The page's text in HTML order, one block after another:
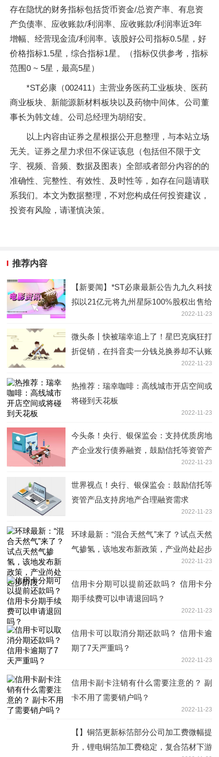
存在隐忧的财务指标包括货币资金/总资产率、有息资
产负债率、应收账款/利润率、应收账款/利润率近3年
增幅、经营现金流/利润率。该股好公司指标0.5星，好
价格指标1.5星，综合指标1星。（指标仅供参考，指标
范围0 ~ 5星，最高5星）
*ST必康（002411）主营业务医药工业板块、医药
商业板块、新能源新材料板块以及药物中间体。公司董
事长为韩文雄。公司总经理为胡绍安。
以上内容由证券之星根据公开息整理，与本站立场
无关。证券之星力求但不保证该息（包括但不限于文
字、视频、音频、数据及图表）全部或者部分内容的的
准确性、完整性、有效性、及时性等，如存在问题请联
系我们。本文为数据整理，不对您构成任何投资建议，
投资有风险，请谨慎决策。
推荐内容
【新要闻】*ST必康最新公告九九久科技
拟以21亿元将九州星际100%股权出售给
2022-11-23
微头条丨快被瑞幸追上了！星巴克疯狂打
折促销，在抖音卖一分钱兑换券却不认账
2022-11-23
热推荐：瑞幸咖啡：高线城市开店空间或
将碰到天花板
2022-11-23
今头条！央行、银保监会：支持优质房地
产企业发行债券融资，鼓励信托等资管产
2022-11-23
世界视点！央行、银保监会：鼓励信托等
资管产品支持房地产合理融资需求
2022-11-23
环球最新：“混合天然气”来了？试点天然
气掺氢，该地发布新政策，产业尚处起步
2022-11-23
信用卡分期可以提前还款吗？ 信用卡分
期手续费可以申请退回吗？
2022-11-23
信用卡可以取消分期还款吗？ 信用卡逾
期了7天严重吗？
2022-11-23
信用卡副卡注销有什么需要注意的？ 副
卡不用了需要销户吗？
2022-11-23
【】铜箔更新标箔部分公司加工费微幅提
升，锂电铜箔加工费稳定，复合箔材下游